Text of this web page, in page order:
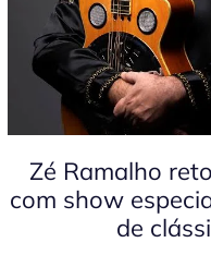
Zé Ramalho
com show
de